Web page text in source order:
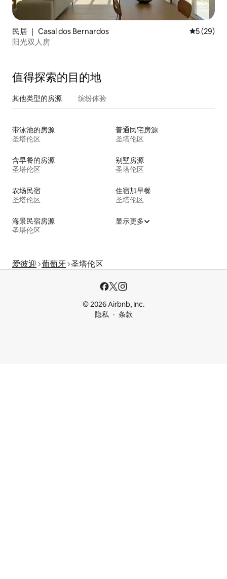
民居 ｜ Casal dos Bernardos 平均评分
5 (29)
阳光双人房
值得探索的目的地
其他类型的房源 缤纷体验
带泳池的房源
圣塔伦区
普通民宅房源
圣塔伦区
含早餐的房源
圣塔伦区
别墅房源
圣塔伦区
农场民宿
圣塔伦区
住宿加早餐
圣塔伦区
海景民宿房源
圣塔伦区
显示更多
爱彼迎 葡萄牙 圣塔伦区
© 2026 Airbnb, Inc.
隐私
条款